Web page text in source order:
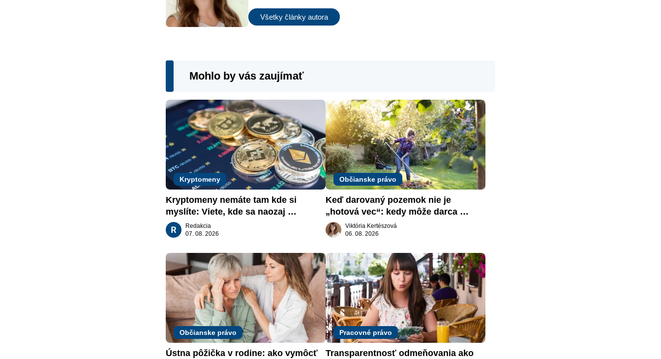
Všetky články autora
Mohlo by vás zaujímať
Kryptomeny
Kryptomeny nemáte tam kde si
myslíte: Viete, kde sa naozaj
nachádzajú?
Redakcia
07. 08. 2026
Občianske právo
Keď darovaný pozemok nie je
„hotová vec“: kedy môže darca
žiadať dar späť
Viktória Kertészová
06. 08. 2026
Občianske právo
Ústna pôžička v rodine: ako vymôcť
Pracovné právo
Transparentnosť odmeňovania ako